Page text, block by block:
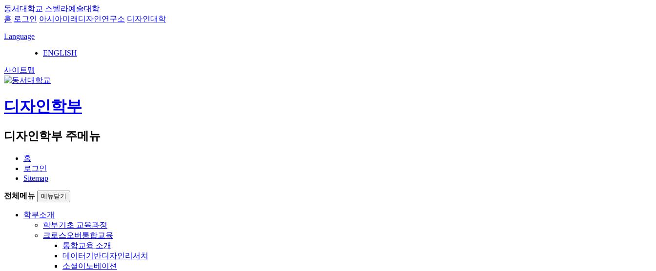
동서대학교 스텔라예술대학
홈 로그인 아시아미래디자인연구소 디자인대학
Language
ENGLISH
사이트맵
디자인학부
디자인학부 주메뉴
홈
로그인
Sitemap
전체메뉴 메뉴닫기
학부소개
학부기초 교육과정
크로스오버통합교육
통합교육 소개
데이터기반디자인리서치
소셜이노베이션